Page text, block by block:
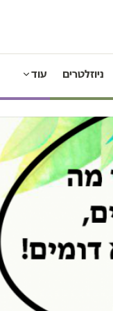
ניוזלטרים עוד